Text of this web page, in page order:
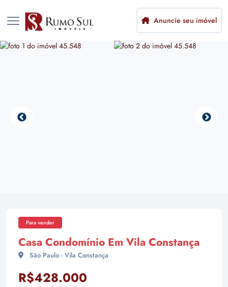
Anuncie seu imóvel
Para vender
Casa Condomínio Em Vila Constança
São Paulo - Vila Constança
R$428.000